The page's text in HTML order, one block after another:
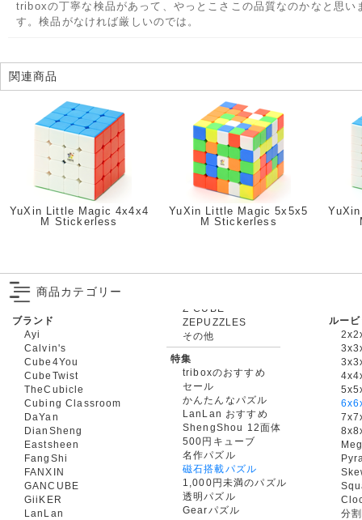
triboxの丁寧な検品があって、やっとこさこの品質なのかなと思い
す。検品がなければ厳しいのでは。
関連商品
YuXin Little Magic 4x4x4
M Stickerless
YuXin Little Magic 5x5x5
M Stickerless
商品カテゴリー
ブランド
Ayi
Calvin's
Cube4You
CubeTwist
TheCubicle
Cubing Classroom
DaYan
DianSheng
Eastsheen
FangShi
FANXIN
GANCUBE
GiiKER
LanLan
ZEPUZZLES
その他
特集
triboxのおすすめ
セール
かんたんなパズル
LanLan おすすめ
ShengShou 12面体
500円キューブ
名作パズル
磁石搭載パズル
1,000円未満のパズル
透明パズル
Gearパズル
ルー
分